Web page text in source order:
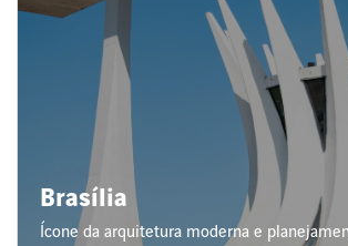
Brasília
Ícone da arquitetura moderna e